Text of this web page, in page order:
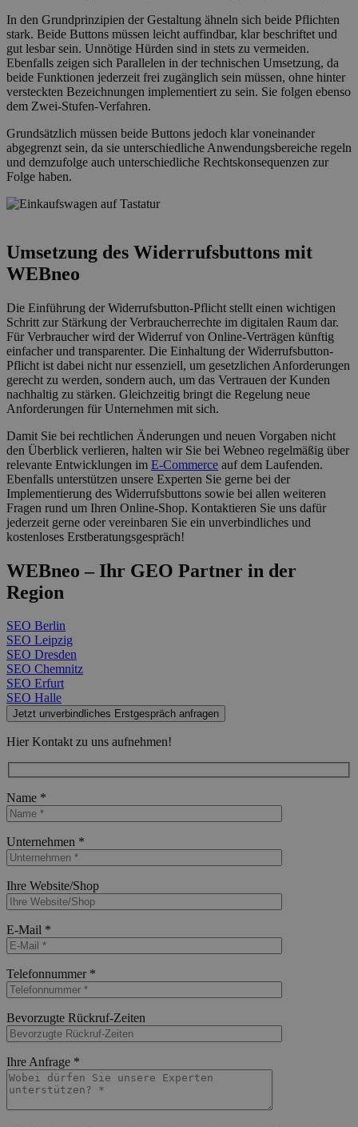
In den Grundprinzipien der Gestaltung ähneln sich beide Pflichten
stark. Beide Buttons müssen leicht auffindbar, klar beschriftet und
gut lesbar sein. Unnötige Hürden sind in stets zu vermeiden.
Ebenfalls zeigen sich Parallelen in der technischen Umsetzung, da
beide Funktionen jederzeit frei zugänglich sein müssen, ohne hinter
versteckten Bezeichnungen implementiert zu sein. Sie folgen ebenso
dem Zwei-Stufen-Verfahren.
Grundsätzlich müssen beide Buttons jedoch klar voneinander
abgegrenzt sein, da sie unterschiedliche Anwendungsbereiche regeln
und demzufolge auch unterschiedliche Rechtskonsequenzen zur
Folge haben.
Umsetzung des Widerrufsbuttons mit
WEBneo
Die Einführung der Widerrufsbutton-Pflicht stellt einen wichtigen
Schritt zur Stärkung der Verbraucherrechte im digitalen Raum dar.
Für Verbraucher wird der Widerruf von Online-Verträgen künftig
einfacher und transparenter. Die Einhaltung der Widerrufsbutton-
Pflicht ist dabei nicht nur essenziell, um gesetzlichen Anforderungen
gerecht zu werden, sondern auch, um das Vertrauen der Kunden
nachhaltig zu stärken. Gleichzeitig bringt die Regelung neue
Anforderungen für Unternehmen mit sich.
Damit Sie bei rechtlichen Änderungen und neuen Vorgaben nicht
den Überblick verlieren, halten wir Sie bei Webneo regelmäßig über
relevante Entwicklungen im E-Commerce auf dem Laufenden.
Ebenfalls unterstützen unsere Experten Sie gerne bei der
Implementierung des Widerrufsbuttons sowie bei allen weiteren
Fragen rund um Ihren Online-Shop. Kontaktieren Sie uns dafür
jederzeit gerne oder vereinbaren Sie ein unverbindliches und
kostenloses Erstberatungsgespräch!
WEBneo – Ihr GEO Partner in der
Region
SEO Berlin
SEO Leipzig
SEO Dresden
SEO Chemnitz
SEO Erfurt
SEO Halle
Jetzt unverbindliches Erstgespräch anfragen
Hier Kontakt zu uns aufnehmen!
Name *
Unternehmen *
Ihre Website/Shop
E-Mail *
Telefonnummer *
Bevorzugte Rückruf-Zeiten
Ihre Anfrage *